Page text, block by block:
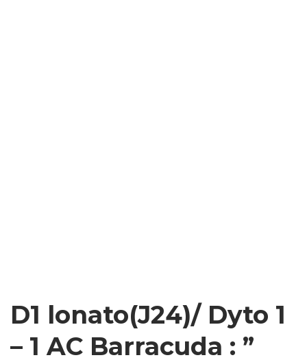
D1 lonato(J24)/ Dyto 1
– 1 AC Barracuda : ”